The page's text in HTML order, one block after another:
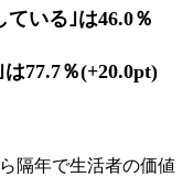
いる｣は46.0％
77.7％(+20.0pt)
隔年で生活者の価値